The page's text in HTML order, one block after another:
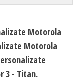
Motorola
Motorola
3 - Titan.